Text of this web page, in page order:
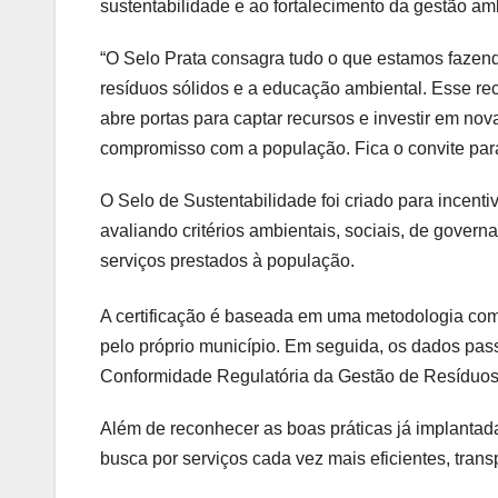
sustentabilidade e ao fortalecimento da gestão
“O Selo Prata consagra tudo o que estamos
resíduos sólidos e a educação ambiental. Esse
abre portas para captar recursos e investir em
compromisso com a população. Fica o convite
O Selo de Sustentabilidade foi criado para
avaliando critérios ambientais, sociais, de
serviços prestados à população.
A certificação é baseada em uma metodologia
pelo próprio município. Em seguida, os dados
Conformidade Regulatória da Gestão de
Além de reconhecer as boas práticas já
busca por serviços cada vez mais eficientes,